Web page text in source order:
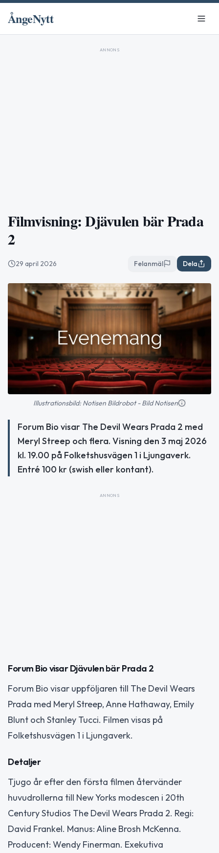
ÅngeNytt
ANNONS
Filmvisning: Djävulen bär Prada
2
29 april 2026 Felanmäl Dela
Illustrationsbild: Notisen Bildrobot - Bild Notisen
Forum Bio visar The Devil Wears Prada 2 med
Meryl Streep och flera. Visning den 3 maj 2026
kl. 19.00 på Folketshusvägen 1 i Ljungaverk.
Entré 100 kr (swish eller kontant).
ANNONS
Forum Bio visar Djävulen bär Prada 2
Forum Bio visar uppföljaren till The Devil Wears
Prada med Meryl Streep, Anne Hathaway, Emily
Blunt och Stanley Tucci. Filmen visas på
Folketshusvägen 1 i Ljungaverk.
Detaljer
Tjugo år efter den första filmen återvänder
huvudrollerna till New Yorks modescen i 20th
Century Studios The Devil Wears Prada 2. Regi:
David Frankel. Manus: Aline Brosh McKenna.
Producent: Wendy Finerman. Exekutiva